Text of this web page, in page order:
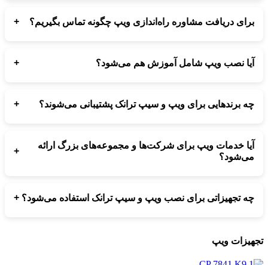
برای دریافت مشاوره راه‌اندازی ویپ چگونه تماس بگیریم؟ +
خدمات ویپ و سیپ ترانک بهره‌مند شوید.
آیا نصب ویپ شامل آموزش هم می‌شود؟
چه برندهایی برای ویپ و سیپ ترانک پشتیبانی می‌شوند؟
توسط ارتباط‌ساز پشتیبانی می‌شوند.
آیا خدمات ویپ برای شرکت‌ها و مجموعه‌های بزرگ ارائه
می‌شود؟
چه تجهیزاتی برای نصب ویپ و سیپ ترانک استفاده می‌شود؟ +
ویپ